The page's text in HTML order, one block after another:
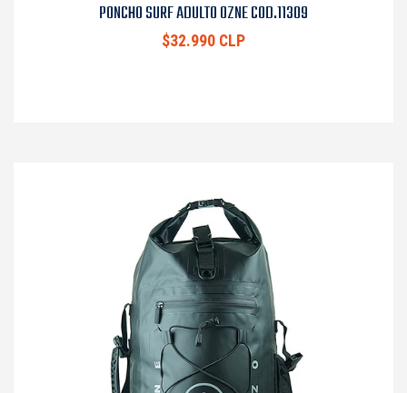
PONCHO SURF ADULTO OZNE COD.11309
$32.990 CLP